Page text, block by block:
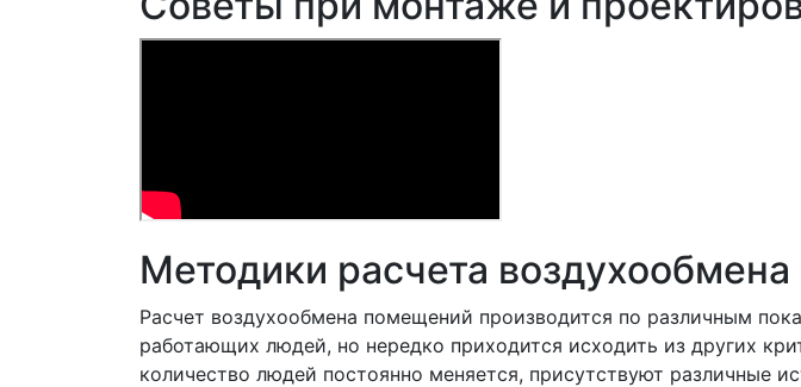
Методики расчета воздухообмена
Расчет воздухообмена помещений производится по различным
работающих людей, но нередко приходится исходить из других
количество людей постоянно меняется, присутствуют различные